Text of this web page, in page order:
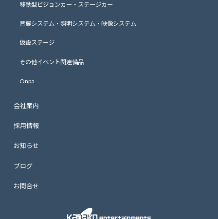
移動型ビジョンカー・ステージカー
音響システム・照明システム・映像システム
仮設ステージ
その他イベント関連備品
Onpa
会社案内
採用情報
お知らせ
ブログ
お問合せ